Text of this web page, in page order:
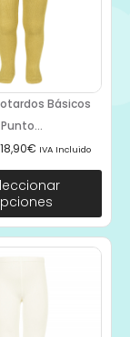
Básicos
Punto...
18,90€ IVA Incluido